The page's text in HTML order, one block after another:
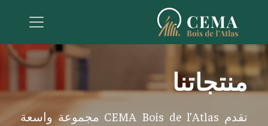
منتجاتنا
تقدم CEMA Bois de l’Atlas مجموعة واسعة